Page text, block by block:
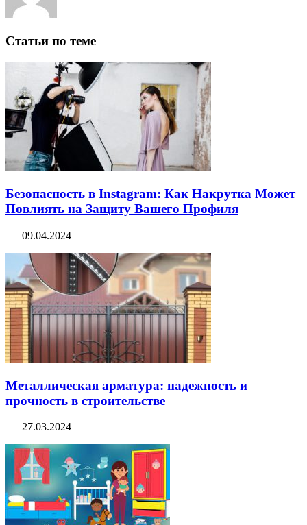
Статьи по теме
Безопасность в Instagram: Как Накрутка Может
Повлиять на Защиту Вашего Профиля
09.04.2024
Металлическая арматура: надежность и
прочность в строительстве
27.03.2024